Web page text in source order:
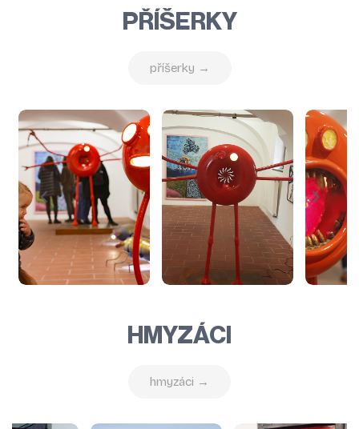
PŘÍŠERKY
příšerky →
HMYZÁCI
hmyzáci →